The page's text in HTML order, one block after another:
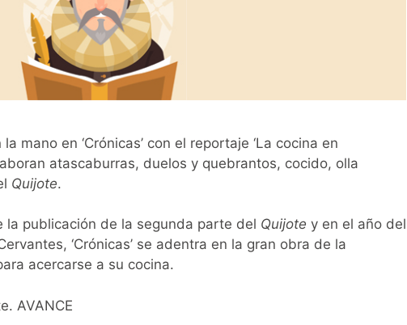
mano en ‘Crónicas’ con el reportaje ‘La cocina en
atascaburras, duelos y quebrantos, cocido, olla
Quijote.
la publicación de la segunda parte del Quijote y en el año del
‘Crónicas’ se adentra en la gran obra de la
acercarse a su cocina.
AVANCE